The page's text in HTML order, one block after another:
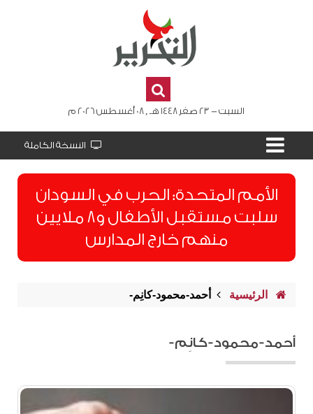
السبت - 23 صفر 1448 هـ , 08 أغسطس 2026 م
النسخة الكاملة
الأمم المتحدة: الحرب في السودان
سلبت مستقبل الأطفال و8 ملايين
منهم خارج المدارس
الرئيسية أحمد-محمود-كانِم-
أحمد-محمود-كانِم-